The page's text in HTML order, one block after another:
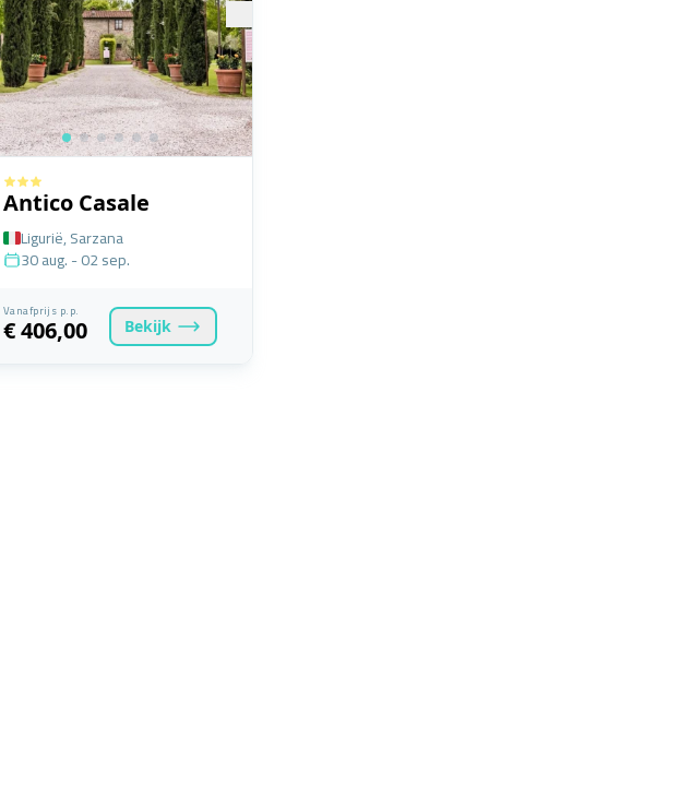
Antico Casale
Ligurië, Sarzana
30 aug. - 02 sep.
Vanafprijs p.p.
€ 406,00 Bekijk